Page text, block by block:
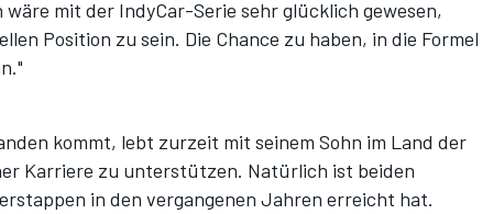
mit der IndyCar-Serie sehr glücklich gewesen,
Position zu sein. Die Chance zu haben, in die Formel
kommt, lebt zurzeit mit seinem Sohn im Land der
Karriere zu unterstützen. Natürlich ist beiden
in den vergangenen Jahren erreicht hat.